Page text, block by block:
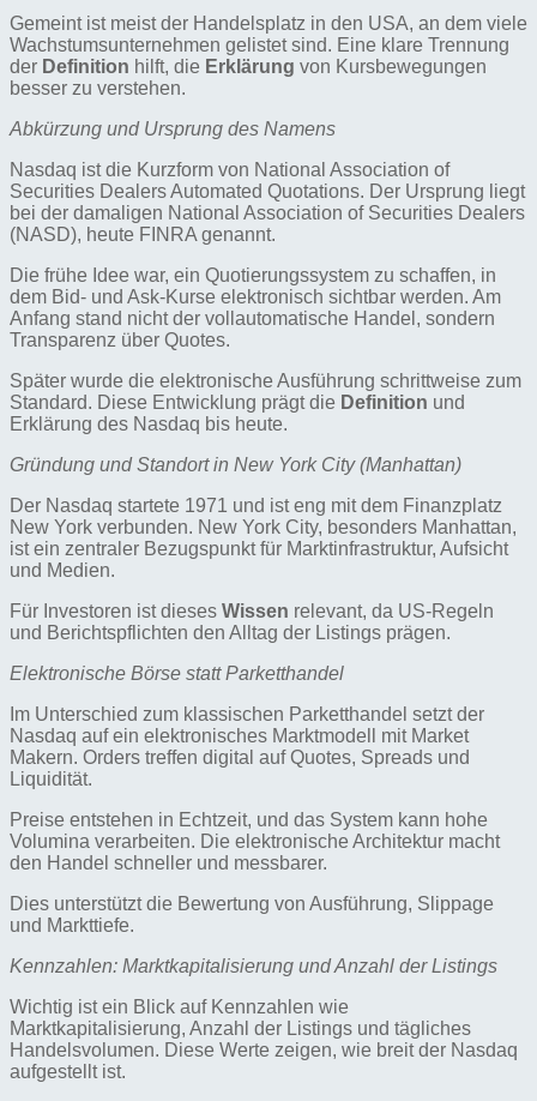
Gemeint ist meist der Handelsplatz in den USA, an dem viele
Wachstumsunternehmen gelistet sind. Eine klare Trennung
der Definition hilft, die Erklärung von Kursbewegungen
besser zu verstehen.
Abkürzung und Ursprung des Namens
Nasdaq ist die Kurzform von National Association of
Securities Dealers Automated Quotations. Der Ursprung liegt
bei der damaligen National Association of Securities Dealers
(NASD), heute FINRA genannt.
Die frühe Idee war, ein Quotierungssystem zu schaffen, in
dem Bid- und Ask-Kurse elektronisch sichtbar werden. Am
Anfang stand nicht der vollautomatische Handel, sondern
Transparenz über Quotes.
Später wurde die elektronische Ausführung schrittweise zum
Standard. Diese Entwicklung prägt die Definition und
Erklärung des Nasdaq bis heute.
Gründung und Standort in New York City (Manhattan)
Der Nasdaq startete 1971 und ist eng mit dem Finanzplatz
New York verbunden. New York City, besonders Manhattan,
ist ein zentraler Bezugspunkt für Marktinfrastruktur, Aufsicht
und Medien.
Für Investoren ist dieses Wissen relevant, da US-Regeln
und Berichtspflichten den Alltag der Listings prägen.
Elektronische Börse statt Parketthandel
Im Unterschied zum klassischen Parketthandel setzt der
Nasdaq auf ein elektronisches Marktmodell mit Market
Makern. Orders treffen digital auf Quotes, Spreads und
Liquidität.
Preise entstehen in Echtzeit, und das System kann hohe
Volumina verarbeiten. Die elektronische Architektur macht
den Handel schneller und messbarer.
Dies unterstützt die Bewertung von Ausführung, Slippage
und Markttiefe.
Kennzahlen: Marktkapitalisierung und Anzahl der Listings
Wichtig ist ein Blick auf Kennzahlen wie
Marktkapitalisierung, Anzahl der Listings und tägliches
Handelsvolumen. Diese Werte zeigen, wie breit der Nasdaq
aufgestellt ist.